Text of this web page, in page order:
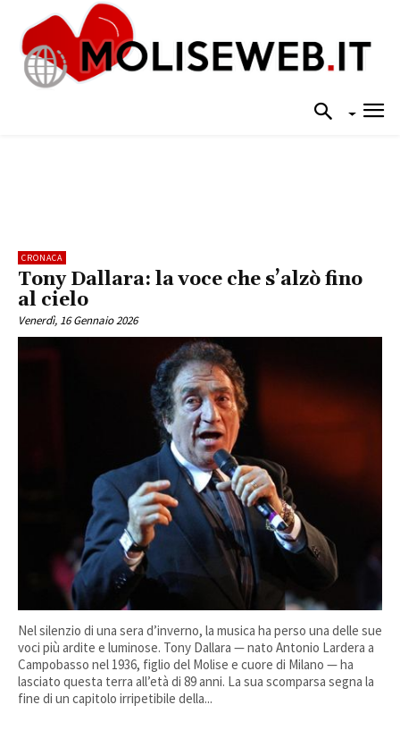
CRONACA
Tony Dallara: la voce che s’alzò fino
al cielo
Venerdì, 16 Gennaio 2026
Nel silenzio di una sera d’inverno, la musica ha perso una delle sue
voci più ardite e luminose. Tony Dallara — nato Antonio Lardera a
Campobasso nel 1936, figlio del Molise e cuore di Milano — ha
lasciato questa terra all’età di 89 anni. La sua scomparsa segna la
fine di un capitolo irripetibile della...